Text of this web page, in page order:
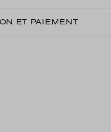
ET PAIEMENT